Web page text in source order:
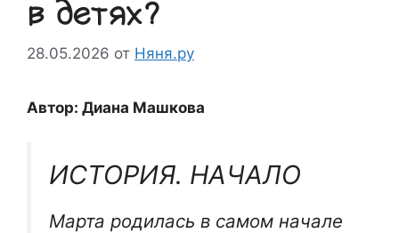
в детях?
28.05.2026 от Няня.ру
Автор: Диана Машкова
ИСТОРИЯ. НАЧАЛО
Марта родилась в самом начале